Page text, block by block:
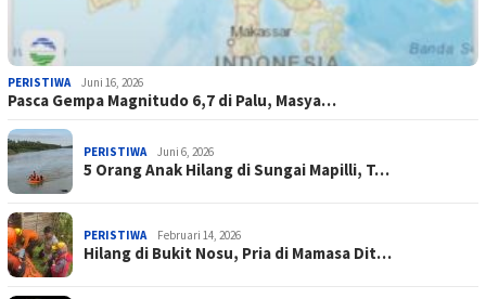
PERISTIWA Juni 16, 2026
Pasca Gempa Magnitudo 6,7 di Palu, Masya…
PERISTIWA Juni 6, 2026
5 Orang Anak Hilang di Sungai Mapilli, T…
PERISTIWA Februari 14, 2026
Hilang di Bukit Nosu, Pria di Mamasa Dit…